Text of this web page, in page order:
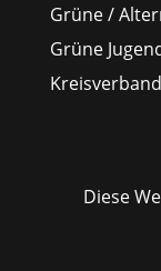
Grüne /
Grüne
Diese